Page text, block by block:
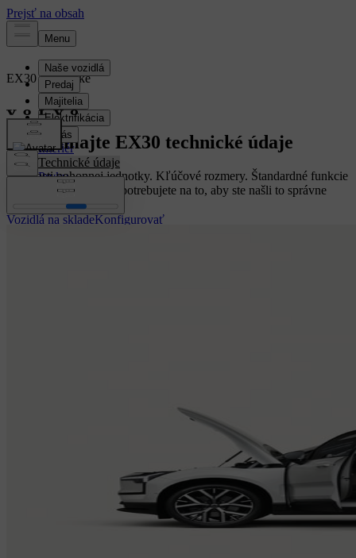
EX30 Elektrické
Prehľad
Interiér
Technické údaje
Prvky
Vozidlá na skladeKonfigurovať
Preskúmajte EX30 technické údaje
Možnosti pohonnej jednotky. Kľúčové rozmery. Štandardné funkcie
a inovácie. Všetko, čo potrebujete na to, aby ste našli to správne
vozidlo Volvo pre vás.